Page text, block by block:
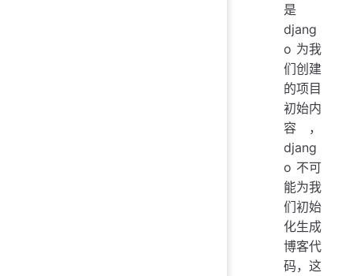
是
djang
o 为我
们创建
的项目
初始内
容，
djang
o 不可
能为我
们初始
化生成
博客代
码，这